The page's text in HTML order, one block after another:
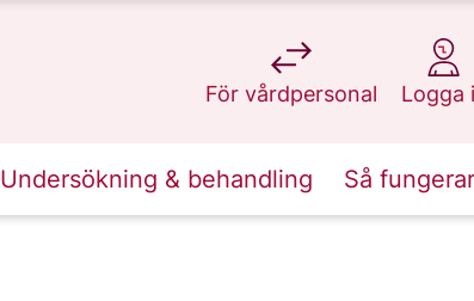
För vårdpersonal
på 1177.se
Logga
på
Undersökning & behandling Så